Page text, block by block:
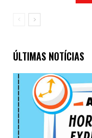
ÚLTIMAS NOTÍCIAS